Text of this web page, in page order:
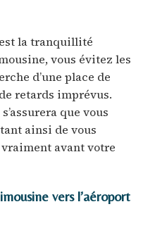
la tranquillité
vous évitez les
d’une place de
retards imprévus.
que vous
ainsi de vous
avant votre
vers l’aéroport